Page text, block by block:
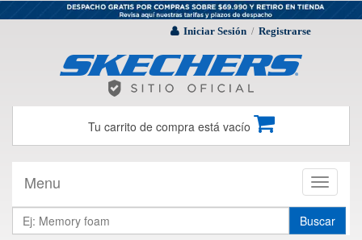
Iniciar Sesión / Registrarse
Tu carrito de compra está vacío
Toggle
Menu
Buscar